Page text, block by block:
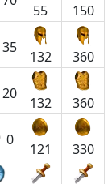
55 150
35
132 360
20
132 360
0
121 330